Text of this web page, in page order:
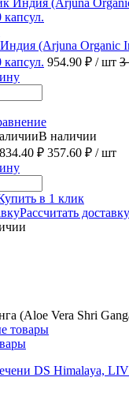
(Arjuna Organic
954.90 ₽ / шт 3
В наличии
834.40 ₽ 357.60 ₽ / шт
в 1 клик
Рассчитать доставку
(Aloe Vera Shri
товары